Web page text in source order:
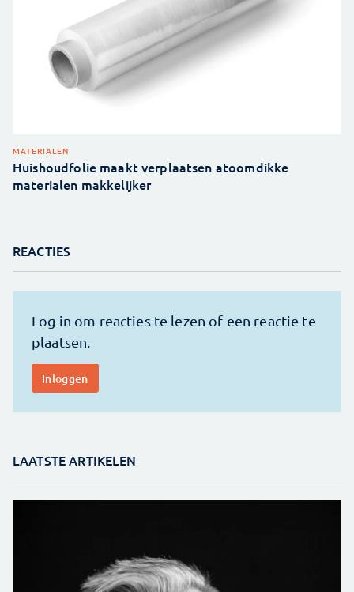
MATERIALEN
Huishoudfolie maakt verplaatsen atoomdikke
materialen makkelijker
REACTIES
LAATSTE ARTIKELEN